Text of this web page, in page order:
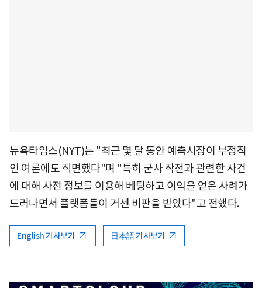
뉴욕타임스(NYT)는 "최근 몇 달 동안 예측시장이 부정적
인 여론에도 직면했다"며 "특히 군사 작전과 관련한 사건
에 대해 사전 정보를 이용해 베팅하고 이익을 얻은 사례가
드러나면서 플랫폼들이 거센 비판을 받았다"고 전했다.
English 기사보기 日本語 기사보기